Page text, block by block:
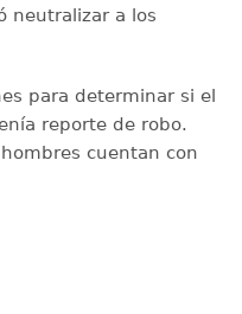
neutralizar a los
para determinar si el
reporte de robo.
cuentan con